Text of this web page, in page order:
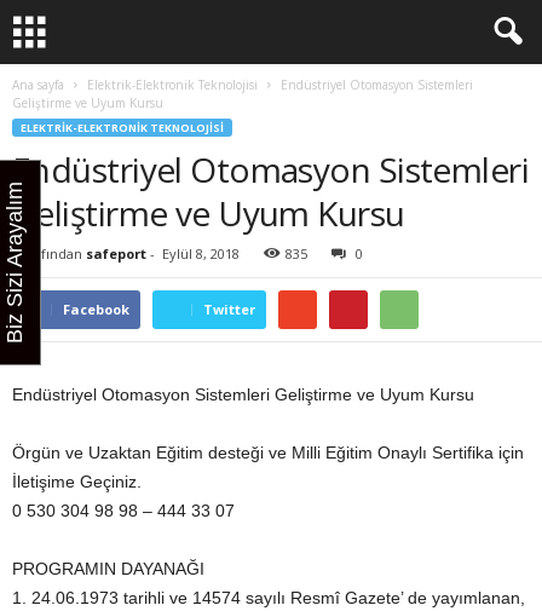
Ana sayfa Elektrik-Elektronik Teknolojisi
Endüstriyel Otomasyon Sistemleri
Geliştirme ve Uyum Kursu
ELEKTRIK-ELEKTRONIK TEKNOLOJISI
Endüstriyel Otomasyon Sistemleri
Geliştirme ve Uyum Kursu
Tarafından safeport - Eylül 8, 2018 835 0
Facebook Twitter
Endüstriyel Otomasyon Sistemleri Geliştirme ve Uyum Kursu
Örgün ve Uzaktan Eğitim desteği ve Milli Eğitim Onaylı Sertifika için
İletişime Geçiniz.
0 530 304 98 98 – 444 33 07
PROGRAMIN DAYANAĞI
1. 24.06.1973 tarihli ve 14574 sayılı Resmî Gazete’ de yayımlanan,
Biz Sizi Arayalım